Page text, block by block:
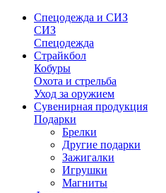
Спецодежда и СИЗ
СИЗ
Спецодежда
Страйкбол
Кобуры
Охота и стрельба
Уход за оружием
Сувенирная продукция
Подарки
Брелки
Другие подарки
Зажигалки
Игрушки
Магниты